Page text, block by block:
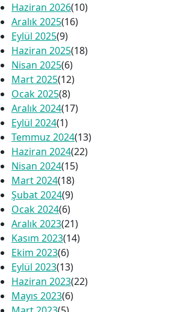
Haziran 2026(10)
Aralık 2025(16)
Eylül 2025(9)
Haziran 2025(18)
Nisan 2025(6)
Mart 2025(12)
Ocak 2025(8)
Aralık 2024(17)
Eylül 2024(1)
Temmuz 2024(13)
Haziran 2024(22)
Nisan 2024(15)
Mart 2024(18)
Şubat 2024(9)
Ocak 2024(6)
Aralık 2023(21)
Kasım 2023(14)
Ekim 2023(6)
Eylül 2023(13)
Haziran 2023(22)
Mayıs 2023(6)